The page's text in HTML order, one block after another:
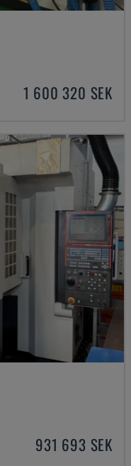
1 600 320 SEK
931 693 SEK